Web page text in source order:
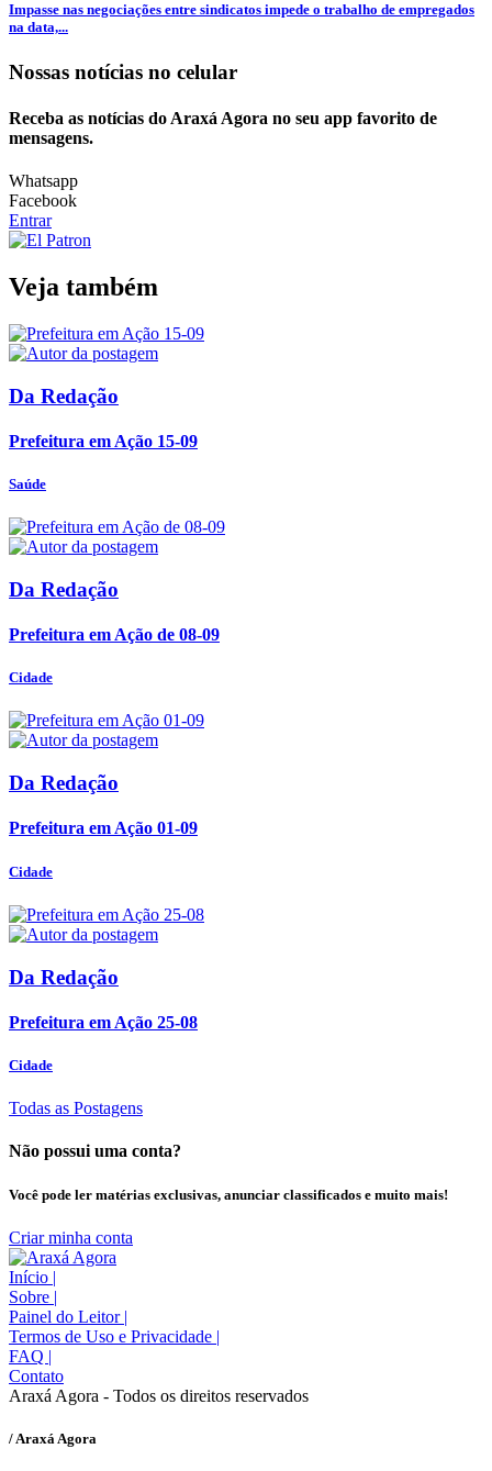
Impasse nas negociações entre sindicatos impede o trabalho de empregados
na data,...
Nossas notícias no celular
Receba as notícias do Araxá Agora no seu app favorito de
mensagens.
Whatsapp
Facebook
Entrar
Veja também
Da Redação
Prefeitura em Ação 15-09
Saúde
Da Redação
Prefeitura em Ação de 08-09
Cidade
Da Redação
Prefeitura em Ação 01-09
Cidade
Da Redação
Prefeitura em Ação 25-08
Cidade
Todas as Postagens
Não possui uma conta?
Você pode ler matérias exclusivas, anunciar classificados e muito mais!
Criar minha conta
Início |
Sobre |
Painel do Leitor |
Termos de Uso e Privacidade |
FAQ |
Contato
Araxá Agora - Todos os direitos reservados
/ Araxá Agora